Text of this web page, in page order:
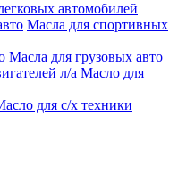
автомобилей
Масла для спортивных
Масла для грузовых авто
Масло для
для с/х техники